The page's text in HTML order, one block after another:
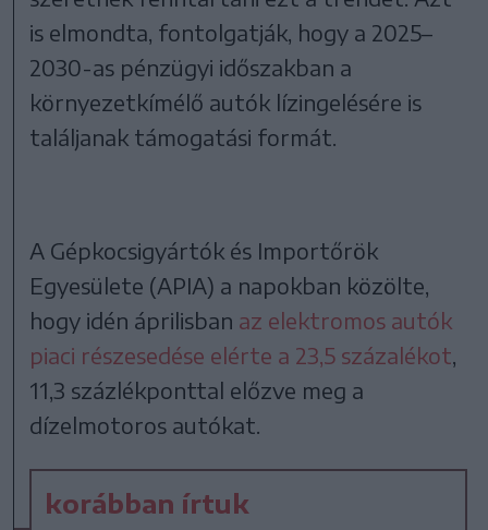
is elmondta, fontolgatják, hogy a 2025–
2030-as pénzügyi időszakban a
környezetkímélő autók lízingelésére is
találjanak támogatási formát.
A Gépkocsigyártók és Importőrök
Egyesülete (APIA) a napokban közölte,
hogy idén áprilisban az elektromos autók
piaci részesedése elérte a 23,5 százalékot
11,3 százlékponttal előzve meg a
dízelmotoros autókat.
korábban írtuk